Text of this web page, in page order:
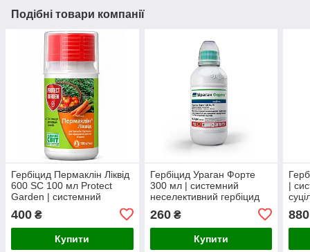
Подібні товари компанії
Гербіцид Пермаклін Ліквід
600 SC 100 мл Protect
Garden | системний
томатів та моркви
400 ₴
Купити
Гербіцид Ураган Форте
300 мл | системний
неселективний гербіцид
на основі гліфосату для
повного знищення
однорічних і багаторічних
260₴
Купити
|
880